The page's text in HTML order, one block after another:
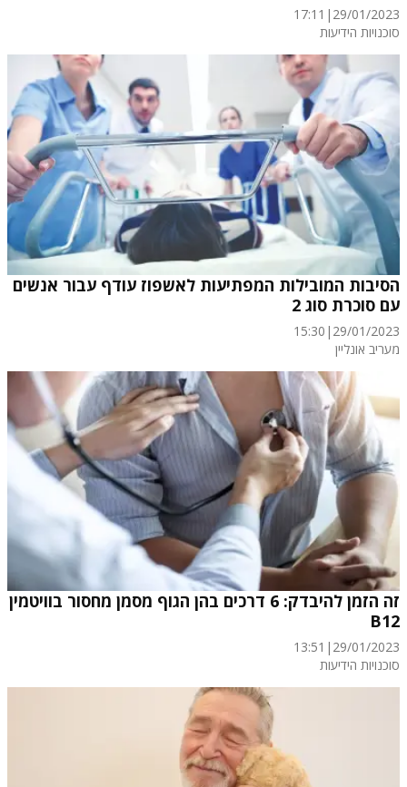
29/01/2023
|
17:11
סוכנויות הידיעות
הסיבות המובילות המפתיעות לאשפוז עודף עבור אנשים
עם סוכרת סוג 2
29/01/2023
|
15:30
מעריב אונליין
זה הזמן להיבדק: 6 דרכים בהן הגוף מסמן מחסור בוויטמין
B12
29/01/2023
|
13:51
סוכנויות הידיעות